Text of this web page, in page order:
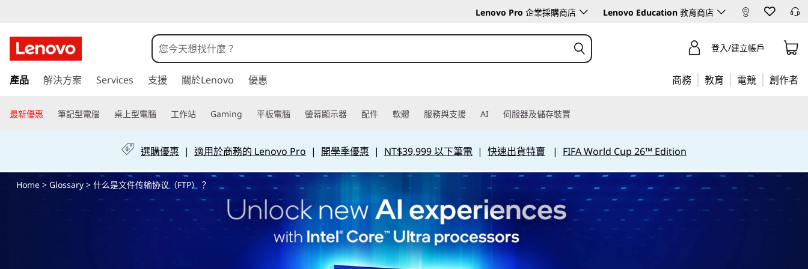
么
是
件
输
Lenovo Pro 企業採購商店 Lenovo Education 教育商店
至
要
登入/建立帳戶
產品 解決方案 Services 支援 關於Lenovo 優惠 商務 教育 電競 創作者
最新優惠 筆記型電腦 桌上型電腦 工作站 Gaming 平板電腦 螢幕顯示器 配件 軟體 服務與支援 AI 伺服器及儲存裝置
選購優惠 | 適用於商務的 Lenovo Pro | 開學季優惠 | NT$39,999 以下筆電 | 快速出貨特賣 | FIFA World Cup 26™ Edition
Home> Glossary> 什么是文件传输协议（FTP）？